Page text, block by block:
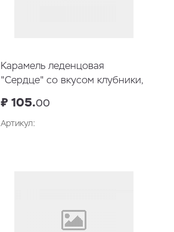
Карамель леденцовая
"Сердце" со вкусом клубники,
₽ 105.00
Артикул: